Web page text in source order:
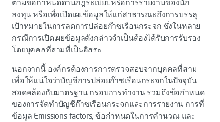
ตามข้อกำหนดด้านกฎระเบียบหรือการรายงานของนัก
ลงทุน หรือเพื่อเปิดเผยข้อมูลให้แก่สาธารณะถึงการบรรลุ
เป้าหมายในการลดการปล่อยก๊าซเรือนกระจก ซึ่งในหลาย
กรณีการเปิดเผยข้อมูลดังกล่าวจำเป็นต้องได้รับการรับรอง
โดยบุคคลที่สามที่เป็นอิสระ
นอกจากนี้ องค์กรต้องการการตรวจสอบจากบุคคลที่สาม
เพื่อให้แน่ใจว่าบัญชีการปล่อยก๊าซเรือนกระจกในปัจจุบัน
สอดคล้องกับมาตรฐาน กรอบการทำงาน รวมถึงข้อกำหนด
ของการจัดทำบัญชีก๊าซเรือนกระจกและการรายงาน การที่
ข้อมูล Emissions factors, ข้อกำหนดในการคำนวณ และ